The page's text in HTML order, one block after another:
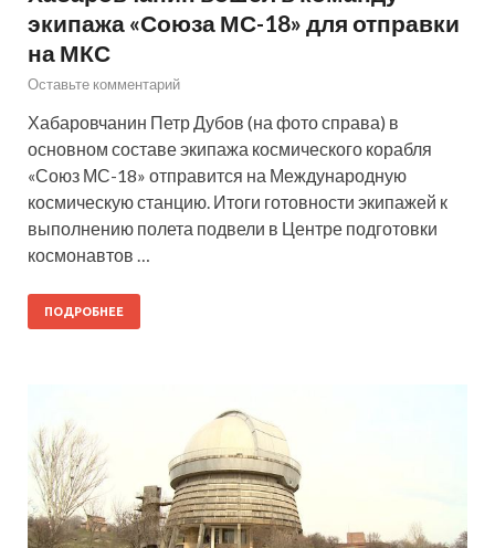
экипажа «Союза МС-18» для отправки
на МКС
Оставьте комментарий
Хабаровчанин Петр Дубов (на фото справа) в
основном составе экипажа космического корабля
«Союз МС-18» отправится на Международную
космическую станцию. Итоги готовности экипажей к
выполнению полета подвели в Центре подготовки
космонавтов …
ПОДРОБНЕЕ